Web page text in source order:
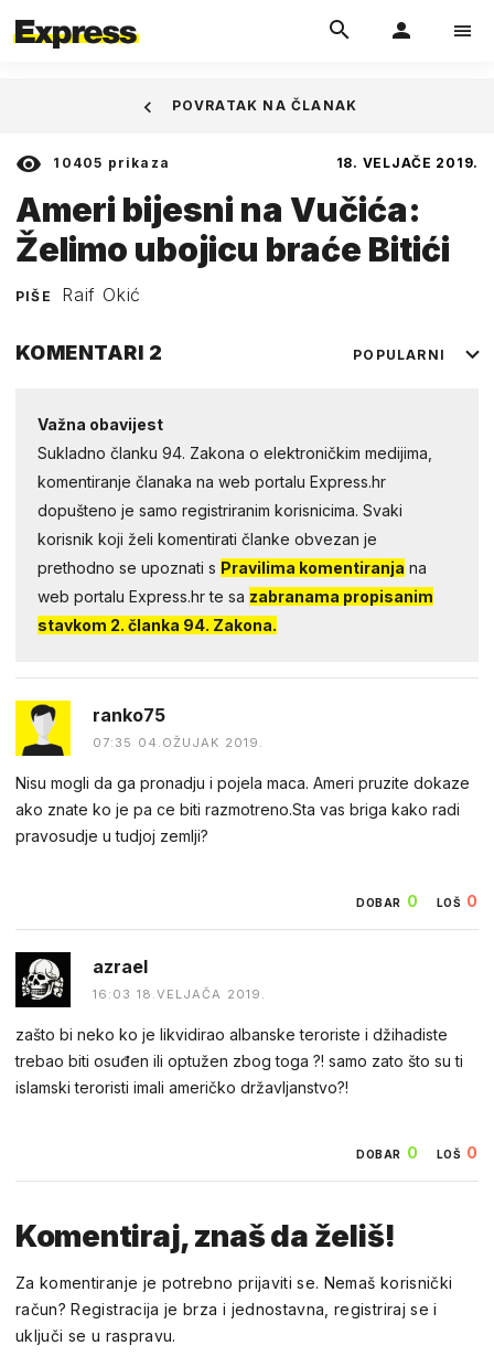
10405 prikaza 18. VELJAČE 2019.
Ameri bijesni na Vučića:
Želimo ubojicu braće Bitići
PIŠE Raif Okić
POVRATAK NA ČLANAK
KOMENTARI 2 POPULARNI
Važna obavijest
Sukladno članku 94. Zakona o elektroničkim medijima,
komentiranje članaka na web portalu Express.hr
dopušteno je samo registriranim korisnicima. Svaki
korisnik koji želi komentirati članke obvezan je
prethodno se upoznati s Pravilima komentiranja na
web portalu Express.hr te sa zabranama propisanim
stavkom 2. članka 94. Zakona.
ranko75
07:35 04.OŽUJAK 2019.
Nisu mogli da ga pronadju i pojela maca. Ameri pruzite dokaze
ako znate ko je pa ce biti razmotreno.Sta vas briga kako radi
pravosudje u tudjoj zemlji?
DOBAR 0 LOŠ 0
azrael
16:03 18.VELJAČA 2019.
zašto bi neko ko je likvidirao albanske teroriste i džihadiste
trebao biti osuđen ili optužen zbog toga ?! samo zato što su ti
islamski teroristi imali američko državljanstvo?!
DOBAR 0 LOŠ 0
Komentiraj, znaš da želiš!
Za komentiranje je potrebno prijaviti se. Nemaš korisnički
račun? Registracija je brza i jednostavna, registriraj se i
uključi se u raspravu.